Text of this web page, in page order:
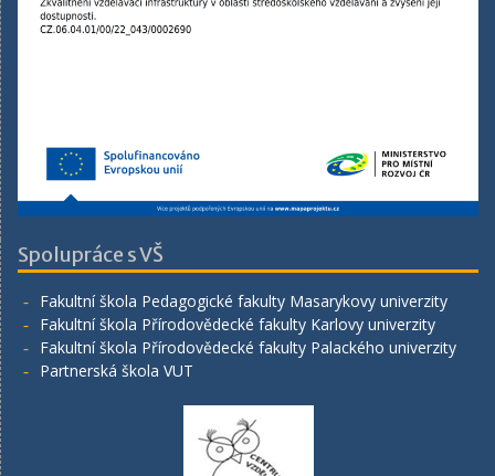
Spolupráce s VŠ
Fakultní škola Pedagogické fakulty Masarykovy univerzity
Fakultní škola Přírodovědecké fakulty Karlovy univerzity
Fakultní škola Přírodovědecké fakulty Palackého univerzity
Partnerská škola VUT